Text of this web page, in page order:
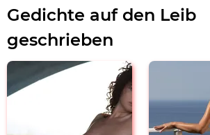
Gedichte auf den Leib
geschrieben